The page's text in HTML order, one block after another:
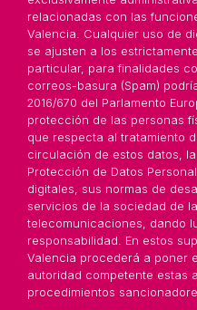
relacionadas con las
Valencia. Cualquier uso de
se ajusten a los
particular, para finalidades
correos-basura (Spam)
2016/670 del Parlamento
protección de las personas
que respecta al tratamiento
circulación de estos datos,
Protección de Datos
digitales, sus normas de
servicios de la sociedad de
telecomunicaciones, dando
responsabilidad. En estos
Valencia procederá a poner
autoridad competente estas
procedimientos